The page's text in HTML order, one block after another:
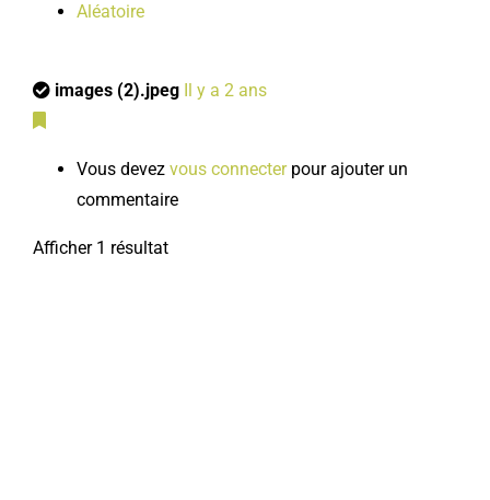
Aléatoire
images (2).jpeg Il y a 2 ans
Vous devez vous connecterpour ajouter un
commentaire
Afficher 1 résultat